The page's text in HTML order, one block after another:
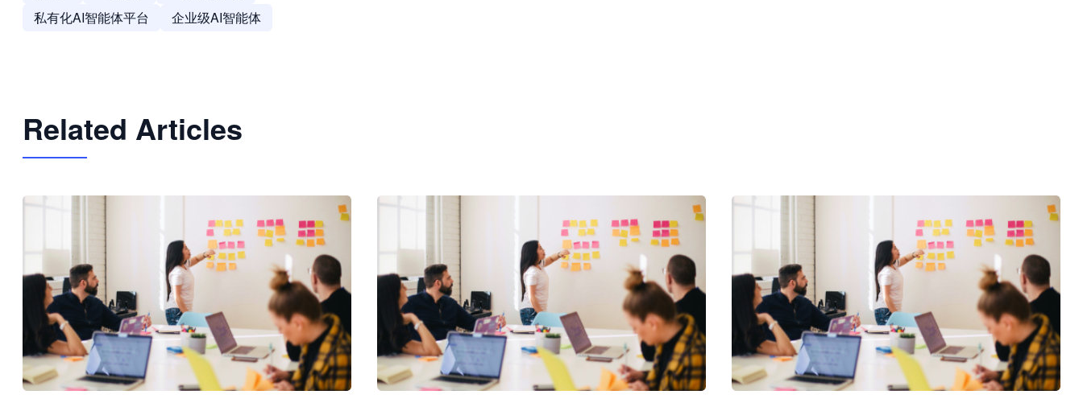
私有化AI智能体平台
企业级AI智能体
Related Articles